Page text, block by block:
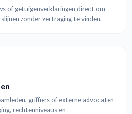
of getuigenverklaringen direct om
zonder vertraging te vinden.
griffiers of externe advocaten
rechtenniveaus en